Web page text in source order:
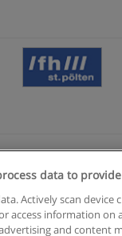
-www.educaedu.at
data to
Actively scan device
access information on
and content